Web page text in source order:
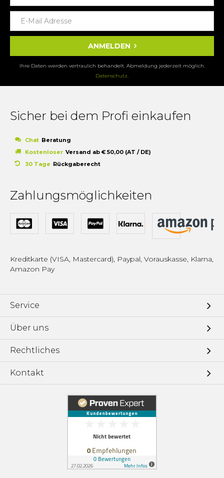
ANMELDEN
Ihre Daten werden vertraulich behandelt. Abmeldung jederzeit möglich.
Datenschutz.
Sicher bei dem Profi einkaufen
Chat Beratung
Kostenloser Versand ab € 50,00 (AT / DE)
30 Tage Rückgaberecht
Zahlungsmöglichkeiten
Kreditkarte (VISA, Mastercard), Paypal, Vorauskasse, Klarna,
Amazon Pay
Service
Über uns
Rechtliches
Kontakt